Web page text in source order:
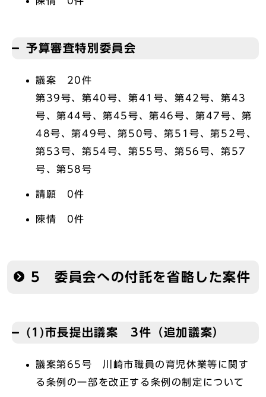
予算審査特別委員会
議案 20件
第39号、第40号、第41号、第42号、第43
号、第44号、第45号、第46号、第47号、第
48号、第49号、第50号、第51号、第52号、
第53号、第54号、第55号、第56号、第57
号、第58号
請願 0件
陳情 0件
5 委員会への付託を省略した案件
(1)市長提出議案 3件（追加議案）
議案第65号 川崎市職員の育児休業等に関す
る条例の一部を改正する条例の制定について